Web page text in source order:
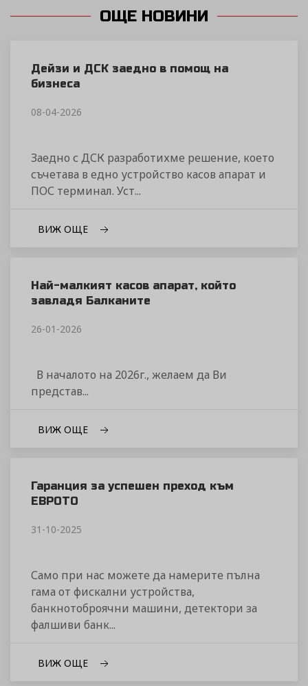
ОЩЕ НОВИНИ
Дейзи и ДСК заедно в помощ на
бизнеса
08-04-2026
Заедно с ДСК разработихме решение, което
съчетава в едно устройство касов апарат и
ПОС терминал. Уст...
ВИЖ ОЩЕ
Най-малкият касов апарат, който
завладя Балканите
26-01-2026
В началото на 2026г., желаем да Ви
представ...
ВИЖ ОЩЕ
Гаранция за успешен преход към
ЕВРОТО
31-10-2025
Само при нас можете да намерите пълна
гама от фискални устройства,
банкнотоброячни машини, детектори за
фалшиви банк...
ВИЖ ОЩЕ